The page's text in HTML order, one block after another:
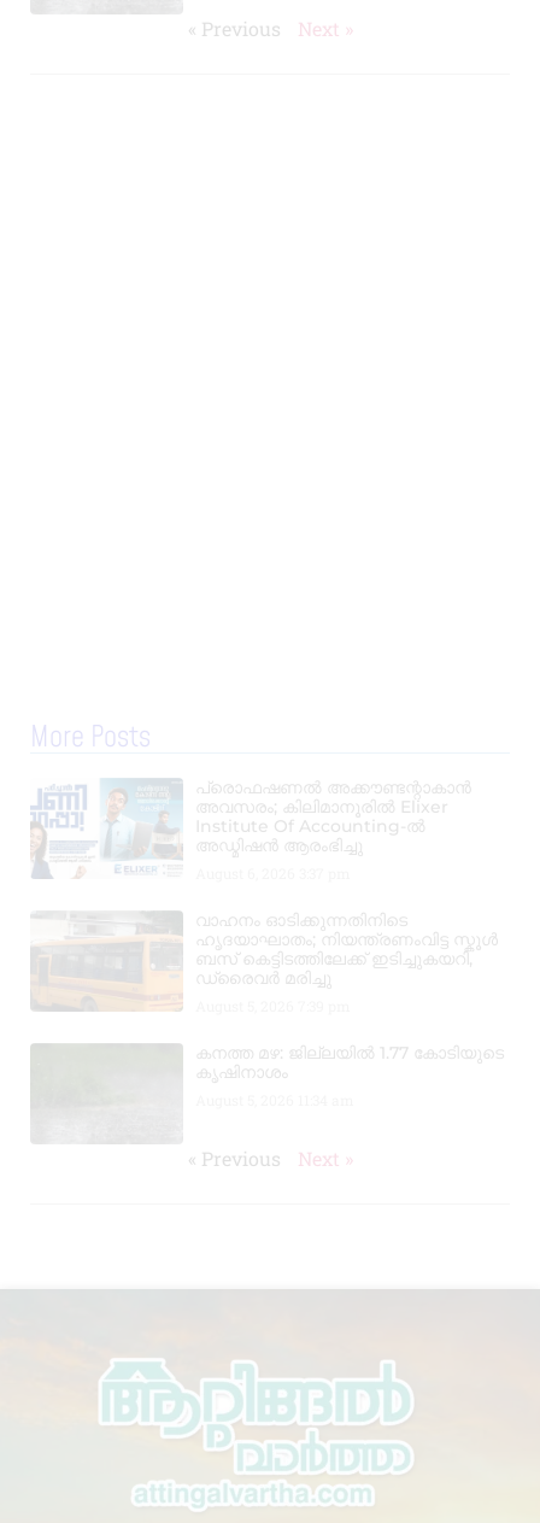
« Previous Next »
More Posts
പ്രൊഫഷണൽ അക്കൗണ്ടന്റാകാൻ
അവസരം; കിലിമാനൂരിൽ Elixer
Institute Of Accounting-ൽ
അഡ്മിഷൻ ആരംഭിച്ചു
വാഹനം ഓടിക്കുന്നതിനിടെ
ഹൃദയാഘാതം; നിയന്ത്രണംവിട്ട സ്കൂൾ
ബസ് കെട്ടിടത്തിലേക്ക് ഇടിച്ചുകയറി,
ഡ്രൈവർ മരിച്ചു
കനത്ത മഴ: ജില്ലയിൽ 1.77 കോടിയുടെ
കൃഷിനാശം
« Previous Next »